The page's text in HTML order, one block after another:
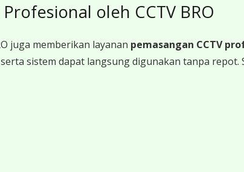
oleh CCTV BRO
juga memberikan layanan pemasangan CCTV
sistem dapat langsung digunakan tanpa repot.